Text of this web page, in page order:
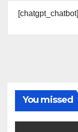
[chatgpt_chatbot]
You missed